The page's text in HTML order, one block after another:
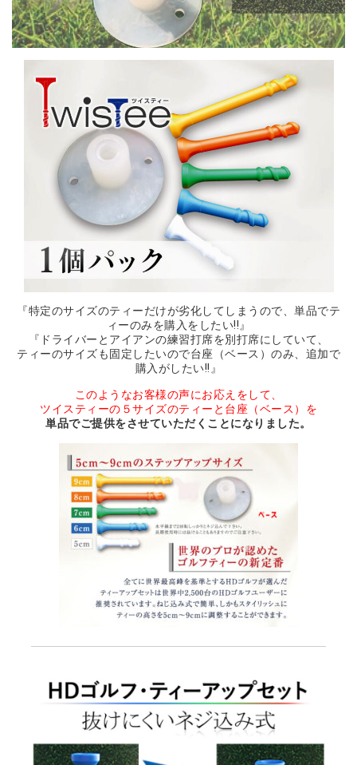
『特定のサイズのティーだけが劣化してしまうので、単品でテ
ィーのみを購入をしたい!!』
『ドライバーとアイアンの練習打席を別打席にしていて、
ティーのサイズも固定したいので台座（ベース）のみ、追加で
購入がしたい!!』
このようなお客様の声にお応えをして、
ツイスティーの５サイズのティーと台座（ベース）を
単品でご提供をさせていただくことになりました。